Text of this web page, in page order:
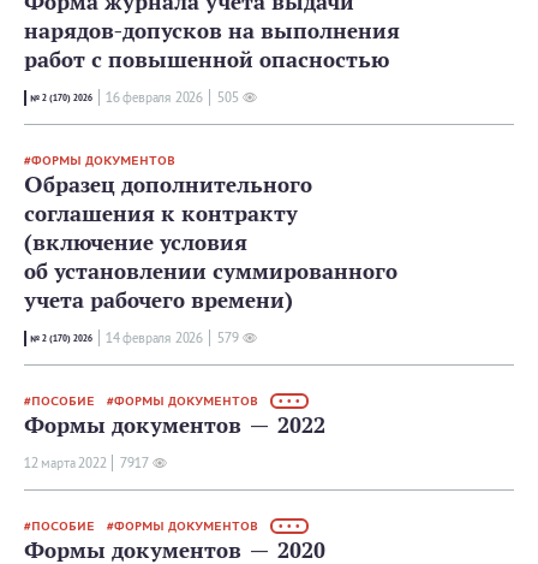
нарядов-допусков на выполнения
работ с повышенной опасностью
№ 2 (170) 2026 16 февраля 2026 505
ФОРМЫ ДОКУМЕНТОВ
Образец дополнительного
соглашения к контракту
(включение условия
об установлении суммированного
учета рабочего времени)
№ 2 (170) 2026 14 февраля 2026 579
ПОСОБИЕ ФОРМЫ ДОКУМЕНТОВ • • •
Формы документов — 2022
12 мартa 2022 7917
ПОСОБИЕ ФОРМЫ ДОКУМЕНТОВ • • •
Формы документов — 2020